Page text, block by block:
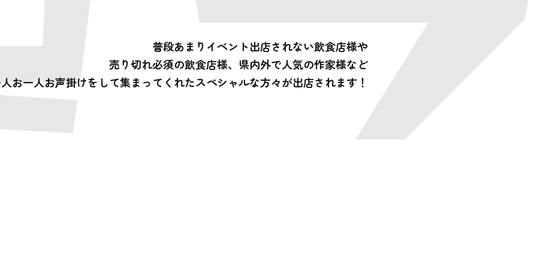
普段あまりイベント出店されない飲食店様や
売り切れ必須の飲食店様、県内外で人気の作家様など
お一人お声掛けをして集まってくれたスペシャルな方々が出店されます！